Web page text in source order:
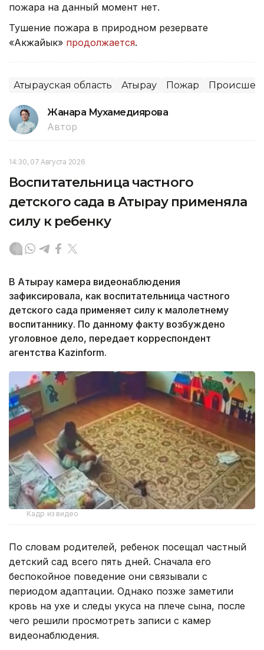
пожара на данный момент нет.
Тушение пожара в природном резервате
«Акжайык» продолжается.
Атырауская область Атырау Пожар
Жанара Мухамедиярова
Автор
14:30, 07 Августа 2026
Воспитательница частного
детского сада в Атырау применяла
силу к ребенку
В Атырау камера видеонаблюдения
зафиксировала, как воспитательница частного
детского сада применяет силу к малолетнему
воспитаннику. По данному факту возбуждено
уголовное дело, передает корреспондент
агентства Kazinform.
Кадр из видео
По словам родителей, ребенок посещал частный
детский сад всего пять дней. Сначала его
беспокойное поведение они связывали с
периодом адаптации. Однако позже заметили
кровь на ухе и следы укуса на плече сына, после
чего решили просмотреть записи с камер
видеонаблюдения.